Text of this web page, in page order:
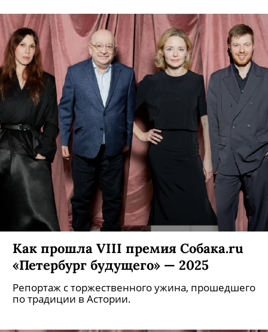
Как прошла VIII премия Собака.ru
«Петербург будущего» — 2025
Репортаж с торжественного ужина, прошедшего
по традиции в Астории.